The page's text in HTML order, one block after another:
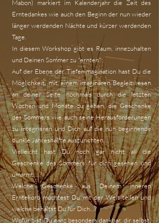
Mabon) markiert im Kalenderjahr die Zeit des
Erntedankes wie auch den Beginn der nun wieder
länger werdenden Nächte und kürzer werdenden
Tage.
In diesem Workshop gibt es Raum, innezuhalten
und Deinen Sommer zu "ernten":
Auf der Ebene der Tiefenimagination hast Du die
Möglichkeit, mit einem imaginären Begleitwesen
an deiner Seite nochmals durch die letzten
Wochen und Monate zu gehen, die Geschenke
des Sommers wie auch seine Herausforderungen
zu integrieren und Dich auf die nun beginnende
dunkle Jahreshälfte auszurichten.
Vielleicht hast Du noch gar nicht all die
Geschenke des Sommers für dich gesehen und
umarmt... ?
Welche Geschenke aus Deinem inneren
Erntekorb möchtest Du mit der Welt teilen und
welche behältst Du für Dich...?
Wofür bist Du ganz besonders dankbar, dir selbst,